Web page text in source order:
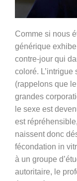
Comme si nous
générique
contre-jour qui
coloré.
(rappelons que
grandes
le sexe est
est
naissent donc
fécondation in
à un groupe
autoritaire, le